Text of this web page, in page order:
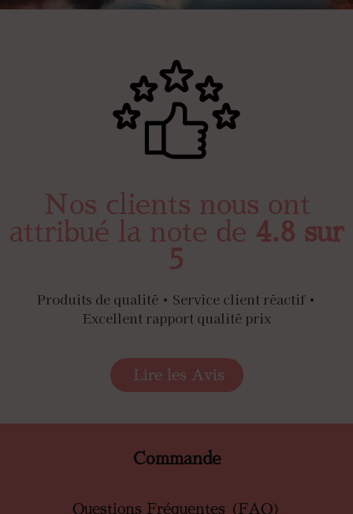
Nos clients nous ont
attribué la note de 4.8 sur
5
Produits de qualité • Service client réactif •
Excellent rapport qualité prix
Lire les Avis
Commande
Questions Fréquentes (FAQ)